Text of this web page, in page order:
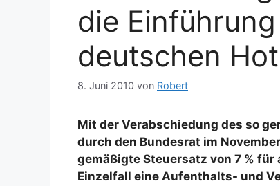
die
deutschen
8. Juni 2010 von Robert
Mit der Verabschiedung des so
durch den Bundesrat im
gemäßigte Steuersatz von 7 %
Einzelfall eine Aufenthalts- und